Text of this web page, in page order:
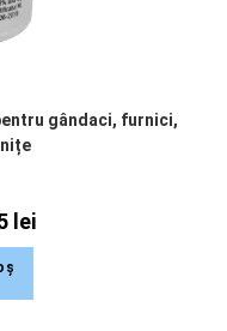
gândaci, furnici,
lei